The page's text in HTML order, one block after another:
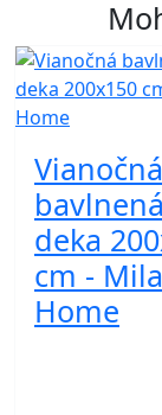
Vianočná
bavlnená
deka
cm - Mila
Home